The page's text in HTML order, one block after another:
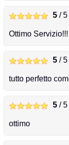
5 / 5
Ottimo
5 / 5
tutto perfetto
5 / 5
ottimo